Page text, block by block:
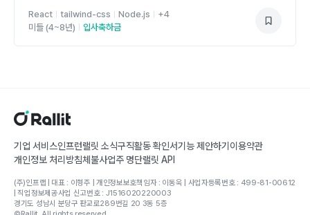
React tailwind-css Node.js +4
미들 (4~8년)
입사축하금
기업 서비스인프런랠릿 소식구직활동 확인서기능 제안하기 이용약관
개인정보 처리방침체불사업주 명단랠릿 API
(주)인프랩 | 대표 : 이형주 | 개인정보보호책임자 : 이동욱 | 사업자등록번호 : 499-81-00612
| 직업정보제공사업 신고번호 : J1516020220003
경기도 성남시 분당구 판교로289번길 20 3동 5층